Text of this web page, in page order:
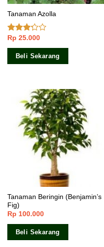
Tanaman Azolla
Dinilai
3.00
dari 5
Rp 25.000
Beli Sekarang
Tanaman Beringin (Benjamin’s
Fig)
Rp 100.000
Beli Sekarang